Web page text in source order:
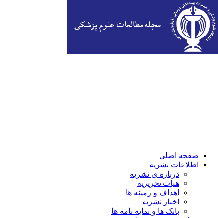
صفحه اصلی
اطلاعات نشریه
درباره ی نشریه
هیات تحریریه
اهداف و زمینه ها
اخبار نشریه
بانک ها و نمایه نامه ها